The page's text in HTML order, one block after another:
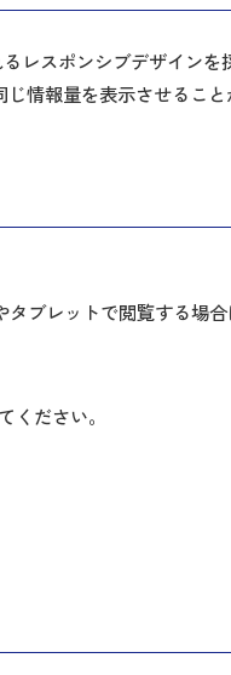
レスポンシブデザインを
情報量を表示させること
ブレットで閲覧する場
ださい。